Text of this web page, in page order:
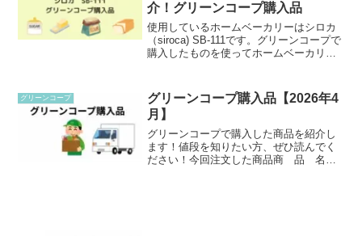
介！グリーンコープ購入品
使用しているホームベーカリーはシロカ
（siroca) SB-111です。グリーンコープで
購入したものを使ってホームベーカリー
するね！最近はグリーンコープで購入し
たのを使...
グリーンコープ
グリーンコープ購入品【2026年4
月】
グリーンコープで購入した商品を紹介し
ます！値段を知りたい方、ぜひ読んでく
ださい！今回注文した商品商 品 名